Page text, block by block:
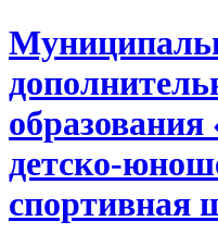
Skip
to
образования
детско-
спортивная